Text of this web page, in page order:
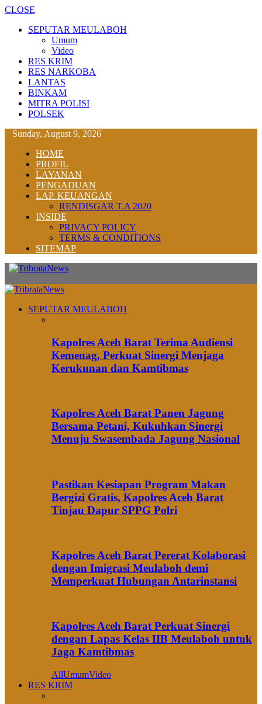
CLOSE
SEPUTAR MEULABOH
Umum
Video
RES KRIM
RES NARKOBA
LANTAS
BINKAM
MITRA POLISI
POLSEK
Sunday, August 9, 2026
HOME
PROFIL
LAYANAN
PENGADUAN
LAP. KEUANGAN
RENDISGAR T.A 2020
INSIDE
PRIVACY POLICY
TERMS & CONDITIONS
SITEMAP
SEPUTAR MEULABOH
Kapolres Aceh Barat Terima Audiensi
Kemenag, Perkuat Sinergi Menjaga
Kerukunan dan Kamtibmas
Kapolres Aceh Barat Panen Jagung
Bersama Petani, Kukuhkan Sinergi
Menuju Swasembada Jagung Nasional
Pastikan Kesiapan Program Makan
Bergizi Gratis, Kapolres Aceh Barat
Tinjau Dapur SPPG Polri
Kapolres Aceh Barat Pererat Kolaborasi
dengan Imigrasi Meulaboh demi
Memperkuat Hubungan Antarinstansi
Kapolres Aceh Barat Perkuat Sinergi
dengan Lapas Kelas IIB Meulaboh untuk
Jaga Kamtibmas
AllUmumVideo
RES KRIM